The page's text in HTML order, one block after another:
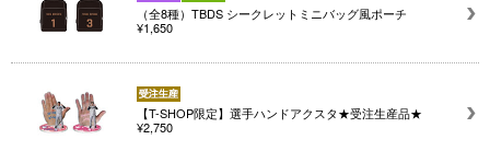
（全8種）TBDS シークレットミニバッグ風ポーチ
¥1,650
【T-SHOP限定】選手ハンドアクスタ★受注生産品★
¥2,750